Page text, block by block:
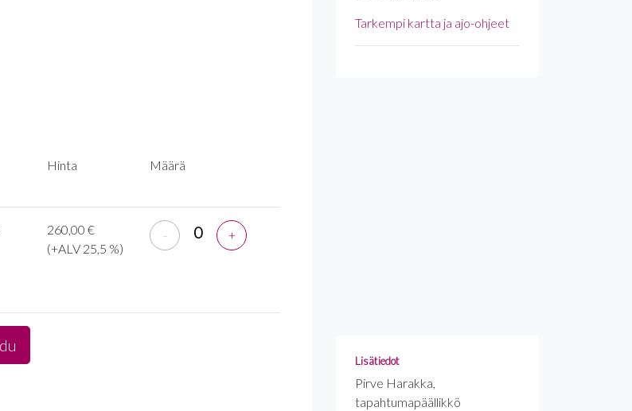
Hinta Määrä
260,00 €
(+ALV 25,5 %)
- +
Tarkempi kartta ja ajo-ohjeet
Lisätiedot
Pirve Harakka,
tapahtumapäällikkö